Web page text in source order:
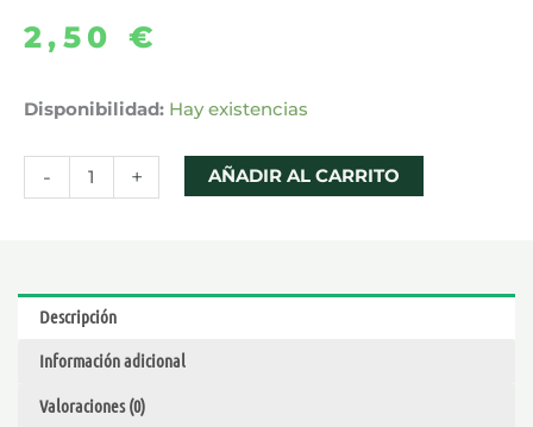
2,50 €
Disponibilidad: Hay existencias
-
CUENCO
MEZCLAS
DE
+ AÑADIR AL CARRITO
Descripción
Información adicional
Valoraciones (0)